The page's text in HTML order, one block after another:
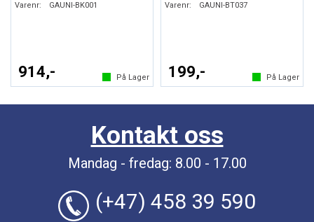
Varenr: GAUNI-BK001
914,- På Lager
Varenr: GAUNI-BT037
199,- På Lager
Kontakt oss
Mandag - fredag: 8.00 - 17.00
(+47) 458 39 590